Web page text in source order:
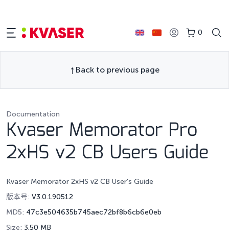
0
Back to previous page
Documentation
Kvaser Memorator Pro
2xHS v2 CB Users Guide
Kvaser Memorator 2xHS v2 CB User's Guide
版本号: V3.0.190512
MD5: 47c3e504635b745aec72bf8b6cb6e0eb
Size: 3.50 MB